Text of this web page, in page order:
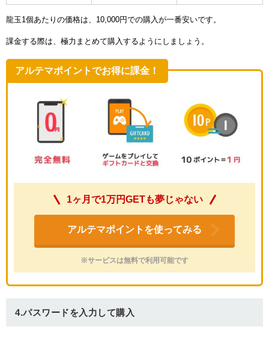
龍玉1個あたりの価格は、10,000円での購入が一番安いです。
課金する際は、極力まとめて購入するようにしましょう。
アルテマポイントでお得に課金！
1ヶ月で1万円GETも夢じゃない
アルテマポイントを使ってみる
※サービスは無料で利用可能です
4.パスワードを入力して購入